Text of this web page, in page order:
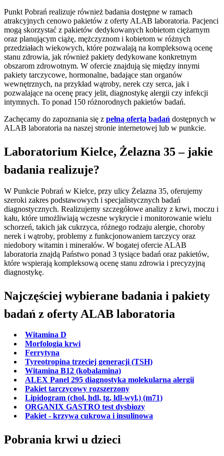
Punkt Pobrań realizuje również badania dostępne w ramach
atrakcyjnych cenowo pakietów z oferty ALAB laboratoria. Pacjenci
mogą skorzystać z pakietów dedykowanych kobietom ciężarnym
oraz planującym ciążę, mężczyznom i kobietom w różnych
przedziałach wiekowych, które pozwalają na kompleksową ocenę
stanu zdrowia, jak również pakiety dedykowane konkretnym
obszarom zdrowotnym. W ofercie znajdują się między innymi
pakiety tarczycowe, hormonalne, badające stan organów
wewnętrznych, na przykład wątroby, nerek czy serca, jak i
pozwalające na ocenę pracy jelit, diagnostykę alergii czy infekcji
intymnych. To ponad 150 różnorodnych pakietów badań.
Zachęcamy do zapoznania się z pełną ofertą badań dostępnych w
ALAB laboratoria na naszej stronie internetowej lub w punkcie.
Laboratorium Kielce, Żelazna 35 – jakie
badania realizuje?
W Punkcie Pobrań w Kielce, przy ulicy Żelazna 35, oferujemy
szeroki zakres podstawowych i specjalistycznych badań
diagnostycznych. Realizujemy szczegółowe analizy z krwi, moczu i
kału, które umożliwiają wczesne wykrycie i monitorowanie wielu
schorzeń, takich jak cukrzyca, różnego rodzaju alergie, choroby
nerek i wątroby, problemy z funkcjonowaniem tarczycy oraz
niedobory witamin i minerałów. W bogatej ofercie ALAB
laboratoria znajdą Państwo ponad 3 tysiące badań oraz pakietów,
które wspierają kompleksową ocenę stanu zdrowia i precyzyjną
diagnostykę.
Najczęściej wybierane badania i pakiety
badań z oferty ALAB laboratoria
Witamina D
Morfologia krwi
Ferrytyna
Tyreotropina trzeciej generacji (TSH)
Witamina B12 (kobalamina)
ALEX Panel 295 diagnostyka molekularna alergii
Pakiet tarczycowy rozszerzony
Lipidogram (chol, hdl, tg, ldl-wyl.) (m71)
ORGANIX GASTRO test dysbiozy
Pakiet - krzywa cukrowa i insulinowa
Pobrania krwi u dzieci